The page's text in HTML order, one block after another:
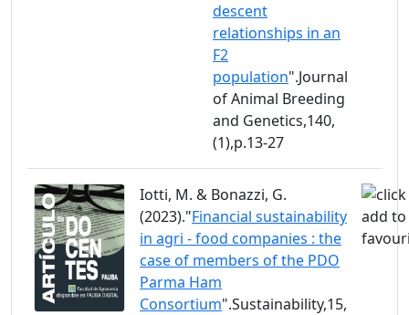
descent
relationships in an
F2
population".Journal
of Animal Breeding
and Genetics,140,
(1),p.13-27
Iotti, M. & Bonazzi, G.
(2023)."Financial sustainability
in agri - food companies : the
case of members of the PDO
Parma Ham
Consortium".Sustainability,15,